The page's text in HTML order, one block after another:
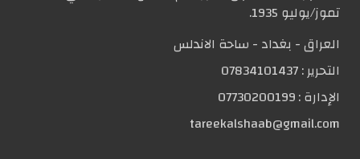
تموز/يوليو 1935.
العراق - بغداد - ساحة الاندلس
التحریر :07834101437
الإدارة :07730200199
tareekalshaab@gmail.com